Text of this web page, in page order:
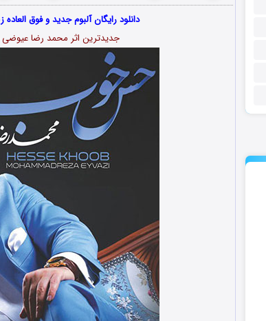
دانلود رایگان آلبوم جدید و فوق
جدیدترین اثر محمد رضا عیوضی